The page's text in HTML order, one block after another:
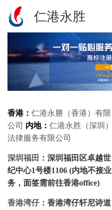
仁港永胜
香港： 仁港永勝（香港）有限
公司 内地： 仁港永胜（深圳）
法律服务有限公司
深圳福田 ：深圳福田区卓越世
纪中心1号楼1106 (内地不接业
务，面签需前往香港office)
香港湾仔 ：香港湾仔轩尼诗道